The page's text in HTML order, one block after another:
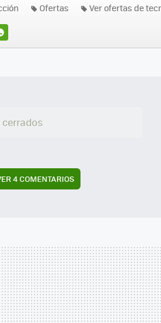
Ofertas Ver ofertas de
4 COMENTARIOS